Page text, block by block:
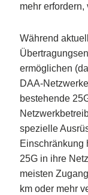
mehr erfordern,
Während
ermöglichen
DAA-
bestehende
spezielle
Einschränkung
25G in ihre
meisten
km oder mehr